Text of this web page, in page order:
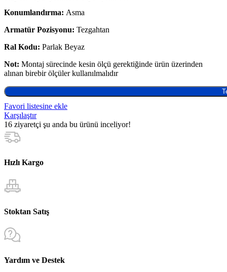
Konumlandırma: Asma
Armatür Pozisyonu: Tezgahtan
Ral Kodu: Parlak Beyaz
Not: Montaj sürecinde kesin ölçü gerektiğinde ürün üzerinden
alınan birebir ölçüler kullanılmalıdır
Favori listesine ekle
Karşılaştır
16 ziyaretçi şu anda bu ürünü inceliyor!
Hızlı Kargo
Stoktan Satış
Yardım ve Destek